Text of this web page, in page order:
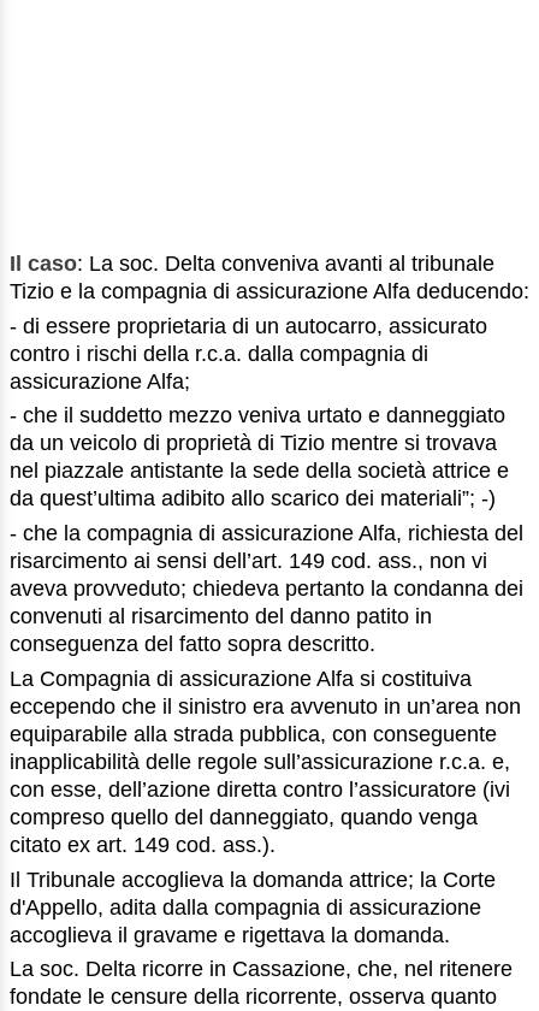
Il caso: La soc. Delta conveniva avanti al tribunale
Tizio e la compagnia di assicurazione Alfa deducendo:
- di essere proprietaria di un autocarro, assicurato
contro i rischi della r.c.a. dalla compagnia di
assicurazione Alfa;
- che il suddetto mezzo veniva urtato e danneggiato
da un veicolo di proprietà di Tizio mentre si trovava
nel piazzale antistante la sede della società attrice e
da quest’ultima adibito allo scarico dei materiali”; -)
- che la compagnia di assicurazione Alfa, richiesta del
risarcimento ai sensi dell’art. 149 cod. ass., non vi
aveva provveduto; chiedeva pertanto la condanna dei
convenuti al risarcimento del danno patito in
conseguenza del fatto sopra descritto.
La Compagnia di assicurazione Alfa si costituiva
eccependo che il sinistro era avvenuto in un’area non
equiparabile alla strada pubblica, con conseguente
inapplicabilità delle regole sull’assicurazione r.c.a. e,
con esse, dell’azione diretta contro l’assicuratore (ivi
compreso quello del danneggiato, quando venga
citato ex art. 149 cod. ass.).
Il Tribunale accoglieva la domanda attrice; la Corte
d'Appello, adita dalla compagnia di assicurazione
accoglieva il gravame e rigettava la domanda.
La soc. Delta ricorre in Cassazione, che, nel ritenere
fondate le censure della ricorrente, osserva quanto